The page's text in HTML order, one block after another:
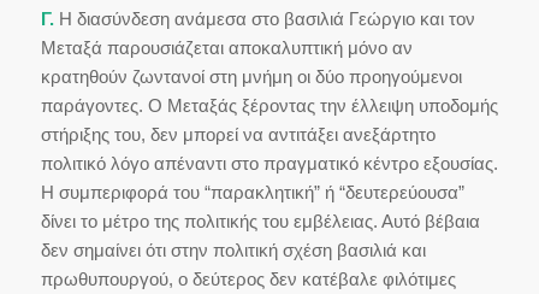
Γ.Η διασύνδεση ανάμεσα στο βασιλιά Γεώργιο και τον
Μεταξά παρουσιάζεται αποκαλυπτική μόνο αν
κρατηθούν ζωντανοί στη μνήμη οι δύο προηγούμενοι
παράγοντες. Ο Μεταξάς ξέροντας την έλλειψη υποδομής
στήριξης του, δεν μπορεί να αντιτάξει ανεξάρτητο
πολιτικό λόγο απέναντι στο πραγματικό κέντρο εξουσίας.
Η συμπεριφορά του “παρακλητική” ή “δευτερεύουσα”
δίνει το μέτρο της πολιτικής του εμβέλειας. Αυτό βέβαια
δεν σημαίνει ότι στην πολιτική σχέση βασιλιά και
πρωθυπουργού, ο δεύτερος δεν κατέβαλε φιλότιμες